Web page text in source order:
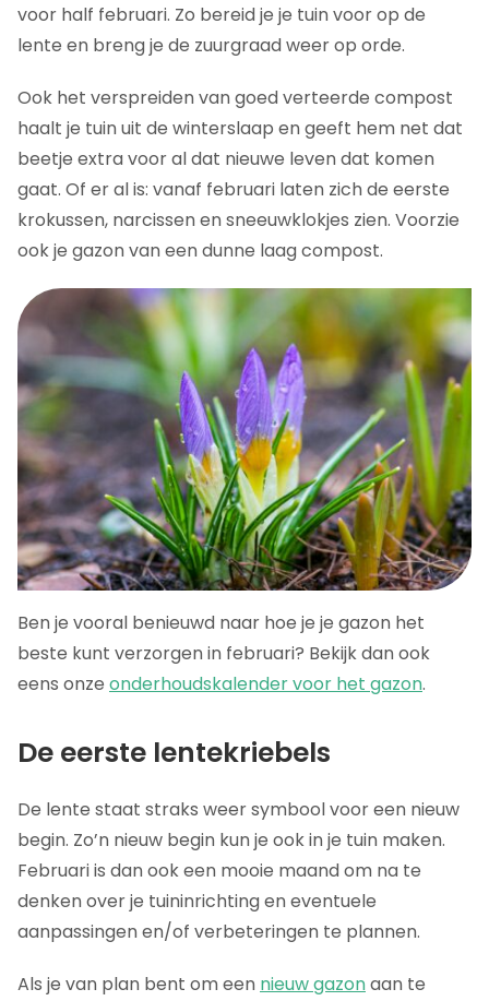
voor half februari. Zo bereid je je tuin voor op de
lente en breng je de zuurgraad weer op orde.
Ook het verspreiden van goed verteerde compost
haalt je tuin uit de winterslaap en geeft hem net dat
beetje extra voor al dat nieuwe leven dat komen
gaat. Of er al is: vanaf februari laten zich de eerste
krokussen, narcissen en sneeuwklokjes zien. Voorzie
ook je gazon van een dunne laag compost.
Ben je vooral benieuwd naar hoe je je gazon het
beste kunt verzorgen in februari? Bekijk dan ook
eens onze onderhoudskalender voor het gazon.
De eerste lentekriebels
De lente staat straks weer symbool voor een nieuw
begin. Zo’n nieuw begin kun je ook in je tuin maken.
Februari is dan ook een mooie maand om na te
denken over je tuininrichting en eventuele
aanpassingen en/of verbeteringen te plannen.
Als je van plan bent om een nieuw gazonaan te